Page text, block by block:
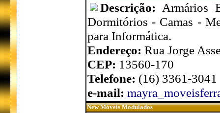
Descrição: Armários
Dormitórios - Camas -
para Informática.
Endereço: Rua Jorge
CEP: 13560-170
Telefone: (16) 3361-3041
e-mail:
New Móveis Modulados